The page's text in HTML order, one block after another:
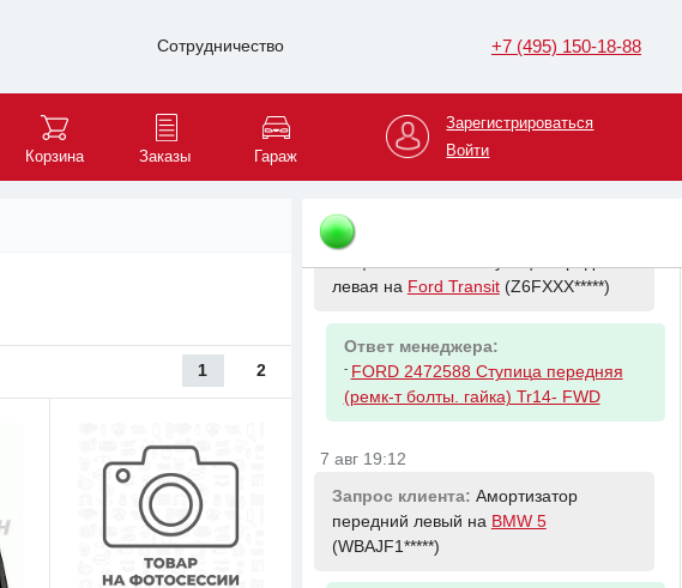
Сотрудничество +7 (495) 150-18-88
Корзина Заказы Гараж
Зарегистрироваться
Войти
1 2
Ford Transit(Z6FXXX*****)
Ответ менеджера:
FORD 2472588 Ступица передняя
(ремк-т болты. гайка) Tr14- FWD
7 авг 18:30
левая на Ford Transit(Z6FXXX*****)
Ответ менеджера:
- FORD 2472588 Ступица передняя
(ремк-т болты. гайка) Tr14- FWD
7 авг 19:12
Запрос клиента: Амортизатор
передний левый на BMW 5
(WBAJF1*****)